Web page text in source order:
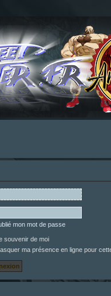
mon mot de passe
souvenir de moi
ma présence en ligne pour